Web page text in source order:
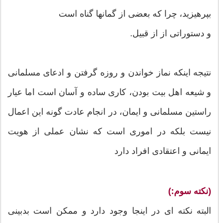
بپرهیزید، چرا كه بعضى از گمانها گناه است
و دستوراتی از از قبیل.
نتیجه اینکه نماز خواندن و روزه گرفتن و ادعای مسلمانی
و شیعه اهل بیت بودن، کاری ساده و آسان است اما عیار
راستین مسلمانی و ایمان، در انجام عادت گونه این اعمال
نیست بلکه در اموری است که نشان عملی از هویت
ایمانی و اعتقادی افراد دارد
(نکته سوم:)
البته نکته ای در اینجا وجود دارد و ممکن است بدبینی